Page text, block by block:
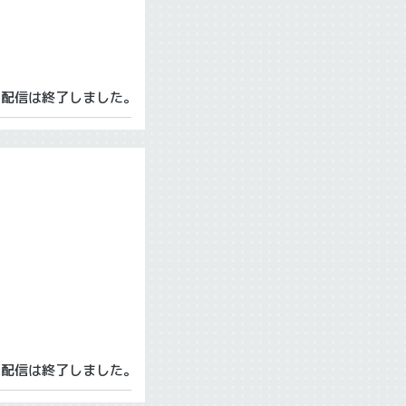
信は終了しました。
信は終了しました。